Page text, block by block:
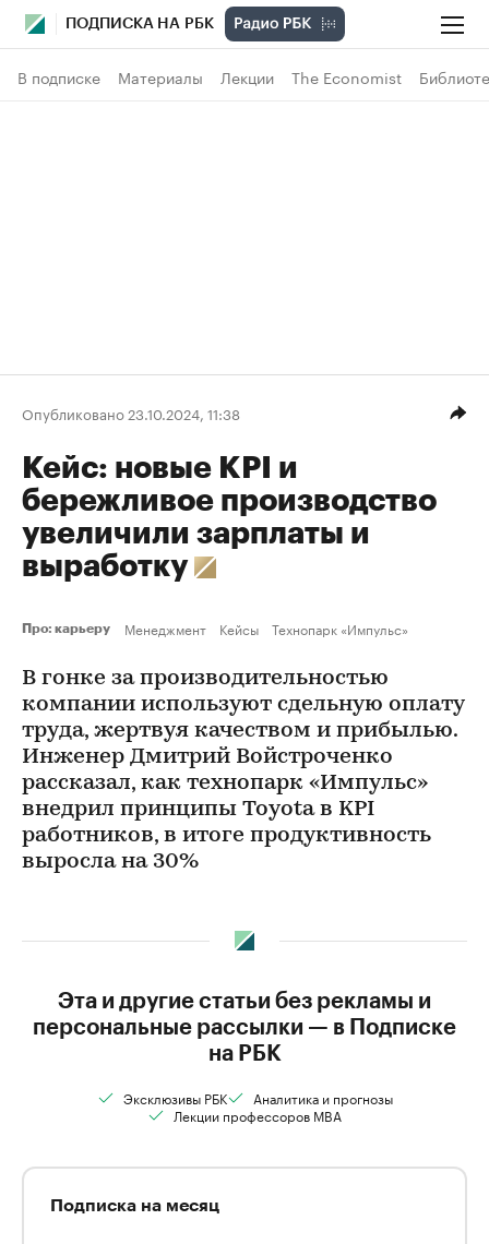
ПОДПИСКА НА РБК
В подписке Материалы Лекции The Economist
Опубликовано 23.10.2024, 11:38
Кейс: новые KPI и
бережливое производство
увеличили зарплаты и
выработку
Про: карьеру Менеджмент Кейсы Технопарк «Импульс»
В гонке за производительностью
компании используют сдельную оплату
труда, жертвуя качеством и прибылью.
Инженер Дмитрий Войстроченко
рассказал, как технопарк «Импульс»
внедрил принципы Toyota в KPI
работников, в итоге продуктивность
выросла на 30%
Эта и другие статьи без рекламы и
персональные рассылки — в Подписке
на РБК
Эксклюзивы РБК
Аналитика и прогнозы
Лекции профессоров MBA
Подписка на месяц